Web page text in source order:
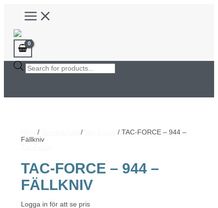
innehåll
Main
Menu
Products
search
/ /
/ TAC-FORCE – 944 –
Fällkniv
TAC-FORCE – 944 –
FÄLLKNIV
Logga in för att se pris